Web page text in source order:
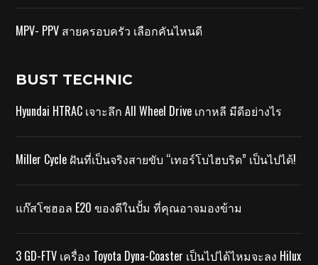
MPV- PPV สายครอบครัว เลือกคันไหนดี
BUST TECHNIC
Hyundai HTRAC เจาะลึก All Wheel Drive เกาหลี มีดีอย่างไร
Miller Cycle ฝันที่เป็นจริงสายขับ “เทอร์โบไฮบริด” เป็นไปได้!
แก๊สโซฮอล E20 ของดีในปั้ม ที่คุณอาจมองข้าม
3 GD-FTV เครื่อง Toyota Dyna-Coaster เป็นไปได้ไหมจะลง Hilux